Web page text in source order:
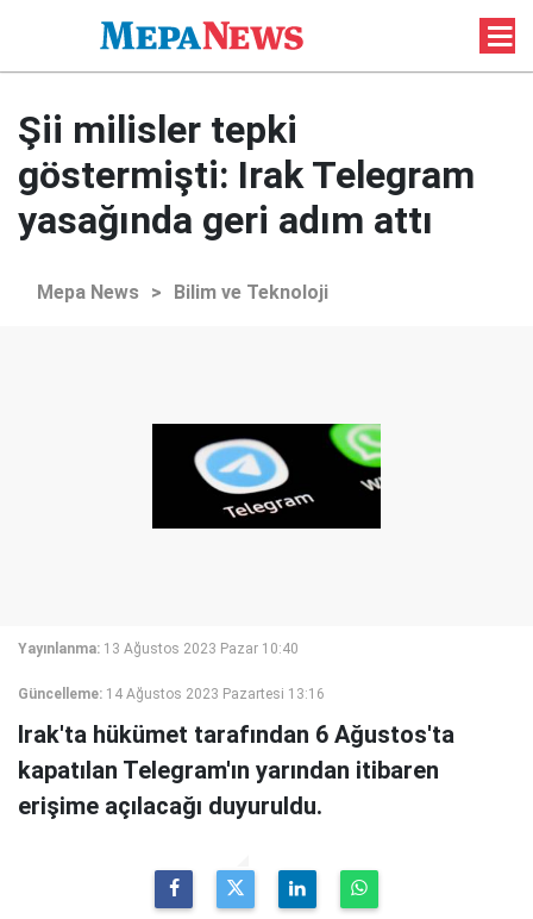
Şii milisler tepki
göstermişti: Irak Telegram
yasağında geri adım attı
Mepa News > Bilim ve Teknoloji
Yayınlanma: 13 Ağustos 2023 Pazar 10:40
Güncelleme: 14 Ağustos 2023 Pazartesi 13:16
Irak'ta hükümet tarafından 6 Ağustos'ta
kapatılan Telegram'ın yarından itibaren
erişime açılacağı duyuruldu.